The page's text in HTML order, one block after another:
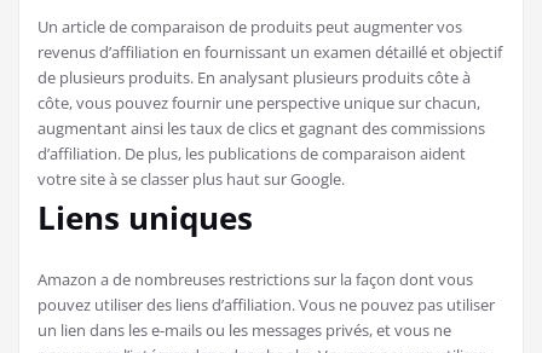
Un article de comparaison de produits peut augmenter vos
revenus d’affiliation en fournissant un examen détaillé et objectif
de plusieurs produits. En analysant plusieurs produits côte à
côte, vous pouvez fournir une perspective unique sur chacun,
augmentant ainsi les taux de clics et gagnant des commissions
d’affiliation. De plus, les publications de comparaison aident
votre site à se classer plus haut sur Google.
Liens uniques
Amazon a de nombreuses restrictions sur la façon dont vous
pouvez utiliser des liens d’affiliation. Vous ne pouvez pas utiliser
un lien dans les e-mails ou les messages privés, et vous ne